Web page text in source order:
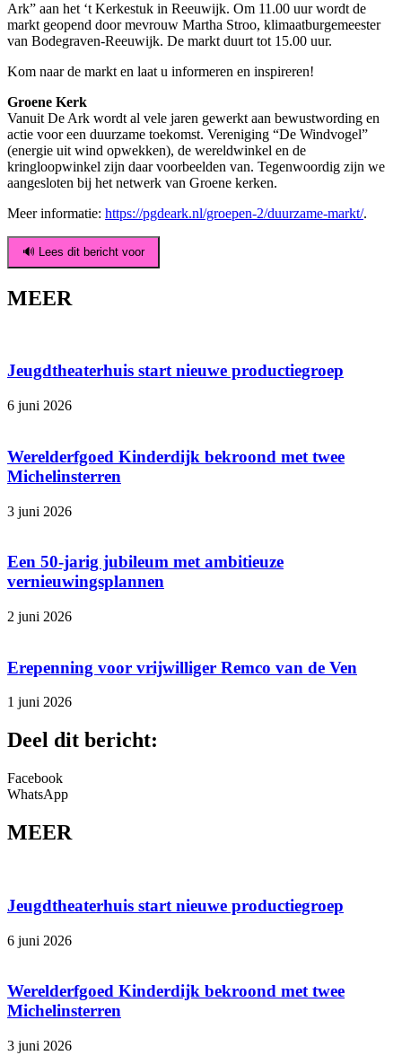
Ark” aan het ‘t Kerkestuk in Reeuwijk. Om 11.00 uur wordt de
markt geopend door mevrouw Martha Stroo, klimaatburgemeester
van Bodegraven-Reeuwijk. De markt duurt tot 15.00 uur.
Kom naar de markt en laat u informeren en inspireren!
Groene Kerk
Vanuit De Ark wordt al vele jaren gewerkt aan bewustwording en
actie voor een duurzame toekomst. Vereniging “De Windvogel”
(energie uit wind opwekken), de wereldwinkel en de
kringloopwinkel zijn daar voorbeelden van. Tegenwoordig zijn we
aangesloten bij het netwerk van Groene kerken.
Meer informatie: https://pgdeark.nl/groepen-2/duurzame-markt/.
🔊 Lees dit bericht voor
MEER
Jeugdtheaterhuis start nieuwe productiegroep
6 juni 2026
Werelderfgoed Kinderdijk bekroond met twee
Michelinsterren
3 juni 2026
Een 50-jarig jubileum met ambitieuze
vernieuwingsplannen
2 juni 2026
Erepenning voor vrijwilliger Remco van de Ven
1 juni 2026
Deel dit bericht:
Facebook
WhatsApp
MEER
Jeugdtheaterhuis start nieuwe productiegroep
6 juni 2026
Werelderfgoed Kinderdijk bekroond met twee
Michelinsterren
3 juni 2026